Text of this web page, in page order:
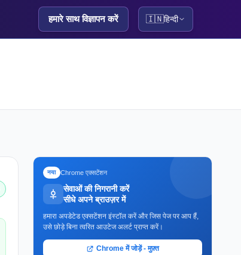
हमारे साथ विज्ञापन करें 🇮🇳हिन्दी
नया Chrome एक्सटेंशन
सेवाओं की निगरानी करें
सीधे अपने ब्राउज़र में
हमारा अपडेटेड एक्सटेंशन इंस्टॉल करें और जिस पेज पर आप हैं,
उसे छोड़े बिना त्वरित आउटेज अलर्ट प्राप्त करें।
Chrome में जोड़ें - मुफ़्त